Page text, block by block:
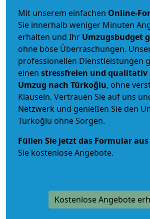
Mit unserem einfachen Online-
Sie innerhalb weniger Minuten
erhalten und Ihr Umzugsbudget
ohne böse Überraschungen.
professionellen Dienstleistungen
einen stressfreien und
Umzug nach Türkoğlu, ohne
Klauseln. Vertrauen Sie auf uns
Netzwerk und genießen Sie den
Türkoğlu ohne Sorgen.
Füllen Sie jetzt das Formular aus
Sie kostenlose Angebote.
Kostenlose Angebote